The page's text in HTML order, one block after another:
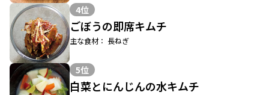
4位
ごぼうの即席キムチ
主な食材： 長ねぎ
5位
白菜とにんじんの水キムチ